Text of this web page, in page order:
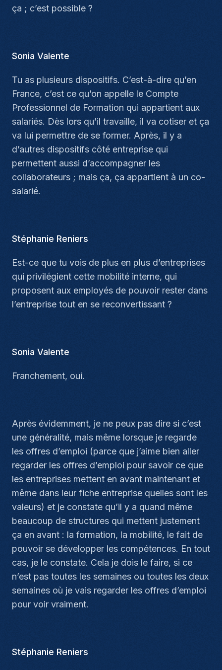
ça ; c’est possible ?
Sonia Valente
Tu as plusieurs dispositifs. C’est-à-dire qu’en
France, c’est ce qu’on appelle le Compte
Professionnel de Formation qui appartient aux
salariés. Dès lors qu’il travaille, il va cotiser et ça
va lui permettre de se former. Après, il y a
d’autres dispositifs côté entreprise qui
permettent aussi d’accompagner les
collaborateurs ; mais ça, ça appartient à un co-
salarié.
Stéphanie Reniers
Est-ce que tu vois de plus en plus d’entreprises
qui privilégient cette mobilité interne, qui
proposent aux employés de pouvoir rester dans
l’entreprise tout en se reconvertissant ?
Sonia Valente
Franchement, oui.
Après évidemment, je ne peux pas dire si c’est
une généralité, mais même lorsque je regarde
les offres d’emploi (parce que j’aime bien aller
regarder les offres d’emploi pour savoir ce que
les entreprises mettent en avant maintenant et
même dans leur fiche entreprise quelles sont les
valeurs) et je constate qu’il y a quand même
beaucoup de structures qui mettent justement
ça en avant : la formation, la mobilité, le fait de
pouvoir se développer les compétences. En tout
cas, je le constate. Cela je dois le faire, si ce
n’est pas toutes les semaines ou toutes les deux
semaines où je vais regarder les offres d’emploi
pour voir vraiment.
Stéphanie Reniers